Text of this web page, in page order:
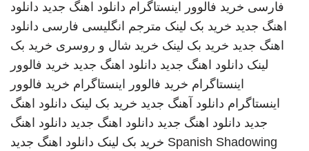
فارسی خرید فالوور اینستاگرام دانلود اهنگ جدید دانلود
اهنگ جدید خرید بک لینک مترجم انگلیسی فارسی دانلود
اهنگ جدید خرید بک لینک خرید شال و روسری خرید بک
لینک دانلود اهنگ جدید دانلود اهنگ جدید خرید فالوور
اینستاگرام خرید فالوور اینستاگرام خرید فالوور
اینستاگرام دانلود آهنگ جدید خرید بک لینک دانلود اهنگ
جدید دانلود اهنگ جدید دانلود اهنگ جدید دانلود اهنگ
Spanish Shadowing خرید بک لینک دانلود اهنگ جدید